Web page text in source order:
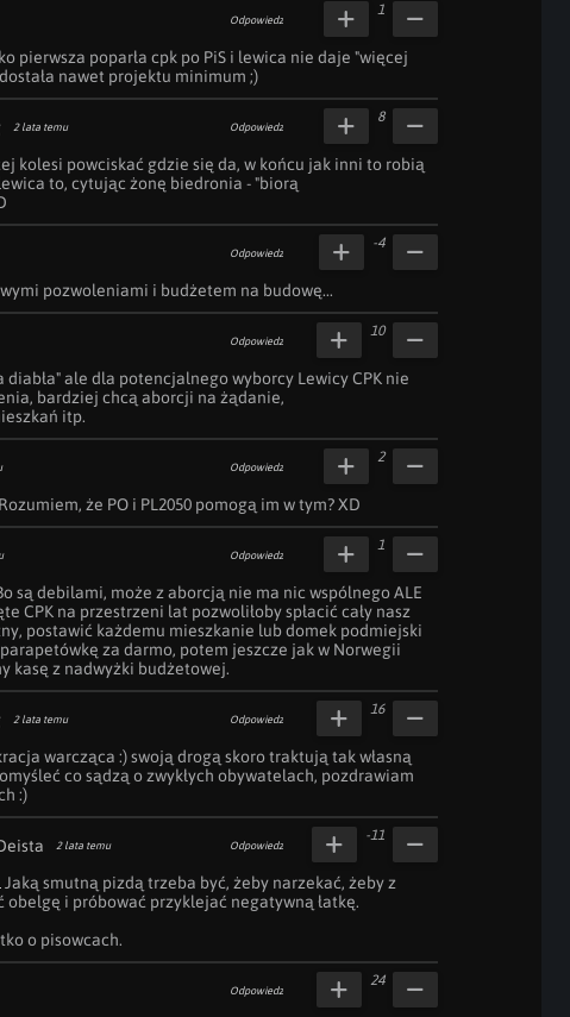
Odpowiedz
pierwsza poparła cpk po PiS i lewica nie daje "więcej
nawet projektu minimum ;)
1
2 lata temu Odpowiedz
kolesi powciskać gdzie się da, w końcu jak inni to robią
to, cytując żonę biedronia - "biorą
8
Odpowiedz
pozwoleniami i budżetem na budowę...
-4
Odpowiedz
diabła" ale dla potencjalnego wyborcy Lewicy CPK nie
bardziej chcą aborcji na żądanie,
itp.
10
Odpowiedz
Rozumiem, że PO i PL2050 pomogą im w tym? XD
2
Odpowiedz
są debilami, może z aborcją nie ma nic wspólnego ALE
CPK na przestrzeni lat pozwoliłoby spłacić cały nasz
postawić każdemu mieszkanie lub domek podmiejski
za darmo, potem jeszcze jak w Norwegii
kasę z nadwyżki budżetowej.
1
2 lata temu Odpowiedz
warcząca :) swoją drogą skoro traktują tak własną
co sądzą o zwykłych obywatelach, pozdrawiam
:)
16
2 lata temu Odpowiedz
Jaką smutną pizdą trzeba być, żeby narzekać, żeby z
obelgę i próbować przyklejać negatywną łatkę.
o pisowcach.
-11
Odpowiedz
24